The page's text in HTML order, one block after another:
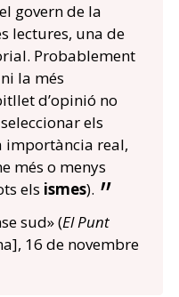
govern de la
lectures, una de
Probablement
la més
d’opinió no
els
importància real,
més o menys
els ismes).
sud» (El Punt
16 de novembre